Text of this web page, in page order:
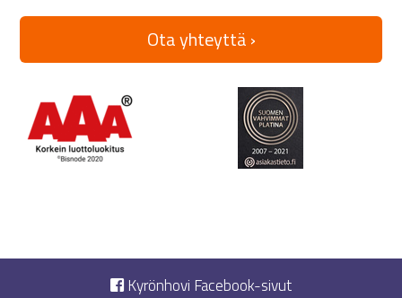
Ota yhteyttä ›
Kyrönhovi Facebook-sivut